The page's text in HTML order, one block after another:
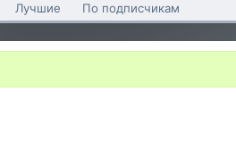
Лучшие По подписчикам